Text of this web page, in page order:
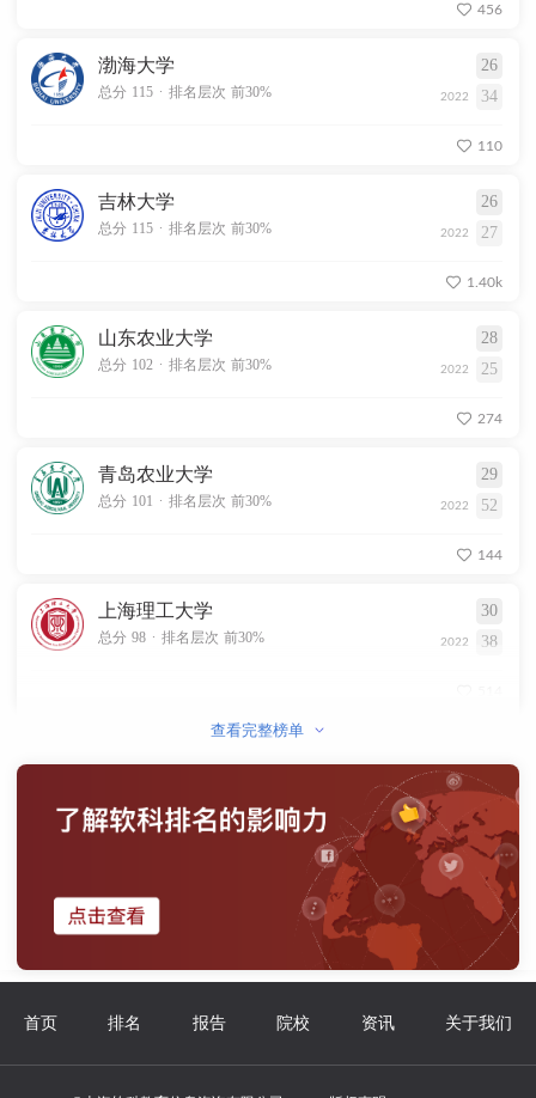
456
渤海大学 26
总分 115 . 排名层次 前30% 2022 34
110
吉林大学 26
总分 115 . 排名层次 前30% 2022 27
1.40k
山东农业大学 28
总分 102 . 排名层次 前30% 2022 25
274
青岛农业大学 29
总分 101 . 排名层次 前30% 2022 52
144
上海理工大学 30
总分 98 . 排名层次 前30% 2022 38
查看完整榜单
首页 排名 报告 院校 资讯 关于我们